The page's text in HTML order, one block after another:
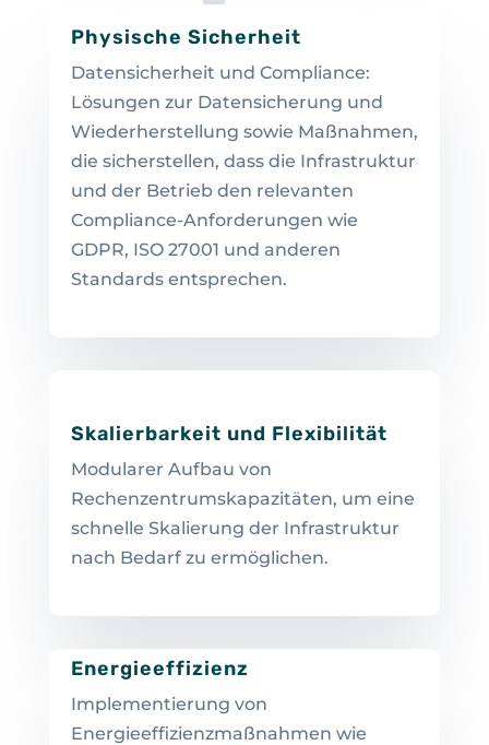
Physische Sicherheit
Datensicherheit und Compliance:
Lösungen zur Datensicherung und
Wiederherstellung sowie Maßnahmen,
die sicherstellen, dass die Infrastruktur
und der Betrieb den relevanten
Compliance-Anforderungen wie
GDPR, ISO 27001 und anderen
Standards entsprechen.
Skalierbarkeit und Flexibilität
Modularer Aufbau von
Rechenzentrumskapazitäten, um eine
schnelle Skalierung der Infrastruktur
nach Bedarf zu ermöglichen.
Energieeffizienz
Implementierung von
Energieeffizienzmaßnahmen wie